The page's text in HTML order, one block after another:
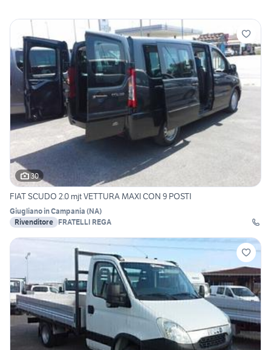
30
FIAT SCUDO 2.0 mjt VETTURA MAXI CON 9 POSTI
Giugliano in Campania (NA)
Rivenditore FRATELLI REGA